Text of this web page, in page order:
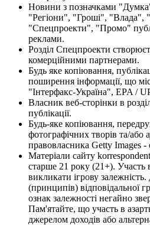
Новини з позначками
"Регіони", "Гроші", "Влада",
"Спецпроекти", "Промо"
реклами.
Розділ Спецпроекти
комерційними партнерами.
Будь яке копіювання,
поширення інформації, що
"Інтерфакс-Україна", EPA /
Власник веб-сторінки в
публікації.
Будь-яке копіювання,
фотографічних творів та/або
правовласника Getty Images -
Матеріали сайту
старше 21 року (21+). Участь
викликати ігрову
(принципів) відповідальної
ознак залежності негайно
Пам'ятайте, що участь в
джерелом доходів або